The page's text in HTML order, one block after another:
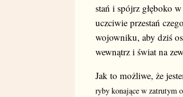
stań i spójrz głęboko
uczciwie przestań
wojowniku, aby dziś
wewnątrz i świat na
Jak to możliwe, że
ryby konające w zatrutym